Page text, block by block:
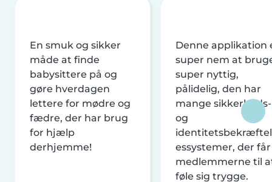
En smuk og sikker
måde at finde
babysittere på og
gøre hverdagen
lettere for mødre og
fædre, der har brug
for hjælp
derhjemme!
Denne applikation
super nem at
super nyttig,
pålidelig, den har
mange sikkerheds-
og
essystemer, der får
medlemmerne til
føle sig trygge.